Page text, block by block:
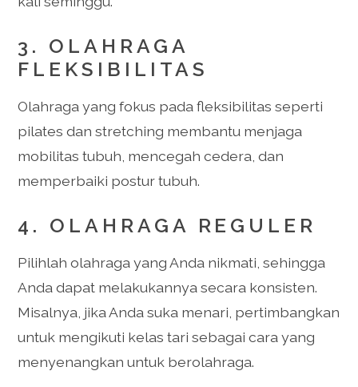
3. OLAHRAGA
FLEKSIBILITAS
Olahraga yang fokus pada fleksibilitas seperti
pilates dan stretching membantu menjaga
mobilitas tubuh, mencegah cedera, dan
memperbaiki postur tubuh.
4. OLAHRAGA REGULER
Pilihlah olahraga yang Anda nikmati, sehingga
Anda dapat melakukannya secara konsisten.
Misalnya, jika Anda suka menari, pertimbangkan
untuk mengikuti kelas tari sebagai cara yang
menyenangkan untuk berolahraga.